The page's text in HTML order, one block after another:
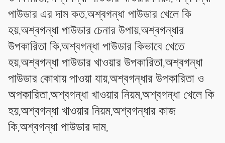
পাউডার এর দাম কত,অশ্বগন্ধা পাউডার খেলে কি
হয়,অশ্বগন্ধা পাউডার চেনার উপায়,অশ্বগন্ধার
উপকারিতা কি,অশ্বগন্ধা পাউডার কিভাবে খেতে
হয়,অশ্বগন্ধা পাউডার খাওয়ার উপকারিতা,অশ্বগন্ধা
পাউডার কোথায় পাওয়া যায়,অশ্বগন্ধার উপকারিতা ও
অপকারিতা,অশ্বগন্ধা খাওয়ার নিয়ম,অশ্বগন্ধা খেলে কি
হয়,অশ্বগন্ধা খাওয়ার নিয়ম,অশ্বগন্ধার কাজ
কি,অশ্বগন্ধা পাউডার দাম,